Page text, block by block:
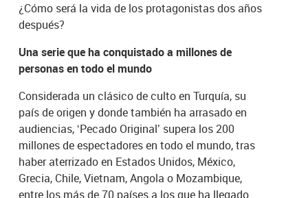
¿Cómo será la vida de los protagonistas dos años
después?
Una serie que ha conquistado a millones de
personas en todo el mundo
Considerada un clásico de culto en Turquía, su
país de origen y donde también ha arrasado en
audiencias, ‘Pecado Original’ supera los 200
millones de espectadores en todo el mundo, tras
haber aterrizado en Estados Unidos, México,
Grecia, Chile, Vietnam, Angola o Mozambique,
entre los más de 70 países a los que ha llegado.